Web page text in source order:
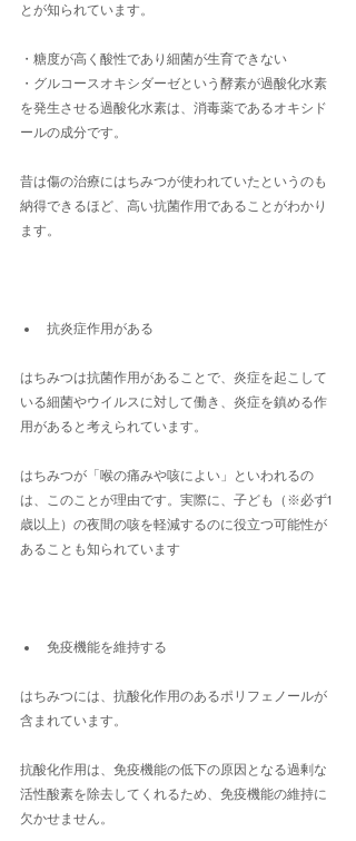
とが知られています。
・糖度が高く酸性であり細菌が生育できない
・グルコースオキシダーゼという酵素が過酸化水素
を発生させる過酸化水素は、消毒薬であるオキシド
ールの成分です。
昔は傷の治療にはちみつが使われていたというのも
納得できるほど、高い抗菌作用であることがわかり
ます。
抗炎症作用がある
はちみつは抗菌作用があることで、炎症を起こして
いる細菌やウイルスに対して働き、炎症を鎮める作
用があると考えられています。
はちみつが「喉の痛みや咳によい」といわれるの
は、このことが理由です。実際に、子ども（※必ず1
歳以上）の夜間の咳を軽減するのに役立つ可能性が
あることも知られています
免疫機能を維持する
はちみつには、抗酸化作用のあるポリフェノールが
含まれています。
抗酸化作用は、免疫機能の低下の原因となる過剰な
活性酸素を除去してくれるため、免疫機能の維持に
欠かせません。